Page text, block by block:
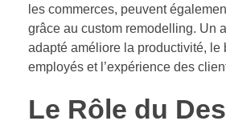
les commerces, peuvent
grâce au custom remodelling. Un
adapté améliore la productivité, le
employés et l’expérience des
Le Rôle du